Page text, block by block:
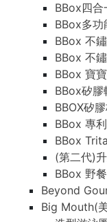
BBox四合
BBox多功
BBox 不
BBox 不
BBox 寶
BBox矽膠
BBOX矽
BBox 專
BBox
(第二代)
BBox 野
Beyond
Big Mouth(